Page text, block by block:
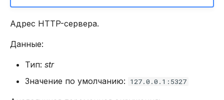
Адрес HTTP-сервера.
Данные:
Тип: str
Значение по умолчанию:
127.0.0.1:5327